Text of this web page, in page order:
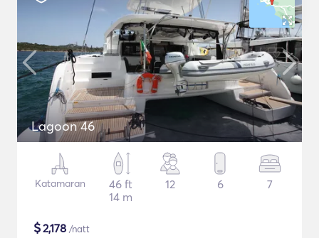
Lagoon 46
Katamaran
46 ft
14 m
12 6 7
$2,178 /natt